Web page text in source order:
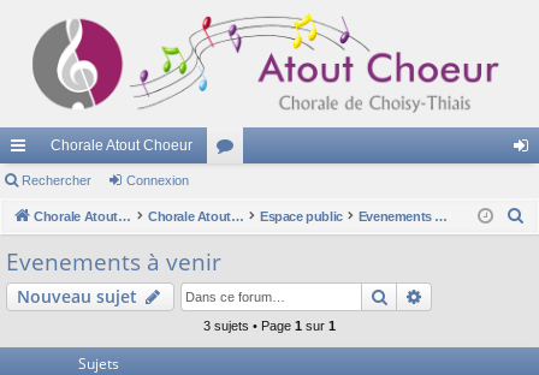
cc
ès
ra
pi
Chorale Atout Choeur
u
s
ne
Rechercher Connexion
Chorale Atout Choeur Chorale Atout Choeur Espace public Evenements à venir
r
Evenements à venir
Nouveau sujet Rechercher
3 sujets • Page 1 sur 1
Sujets